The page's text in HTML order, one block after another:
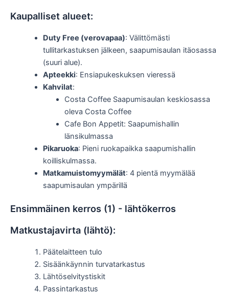
Kaupalliset alueet:
Duty Free (verovapaa): Välittömästi
tullitarkastuksen jälkeen, saapumisaulan itäosassa
(suuri alue).
Apteekki: Ensiapukeskuksen vieressä
Kahvilat:
Costa Coffee Saapumisaulan keskiosassa
oleva Costa Coffee
Cafe Bon Appetit: Saapumishallin
länsikulmassa
Pikaruoka: Pieni ruokapaikka saapumishallin
koilliskulmassa.
Matkamuistomyymälät: 4 pientä myymälää
saapumisaulan ympärillä
Ensimmäinen kerros (1) - lähtökerros
Matkustajavirta (lähtö):
Päätelaitteen tulo
Sisäänkäynnin turvatarkastus
Lähtöselvitystiskit
Passintarkastus